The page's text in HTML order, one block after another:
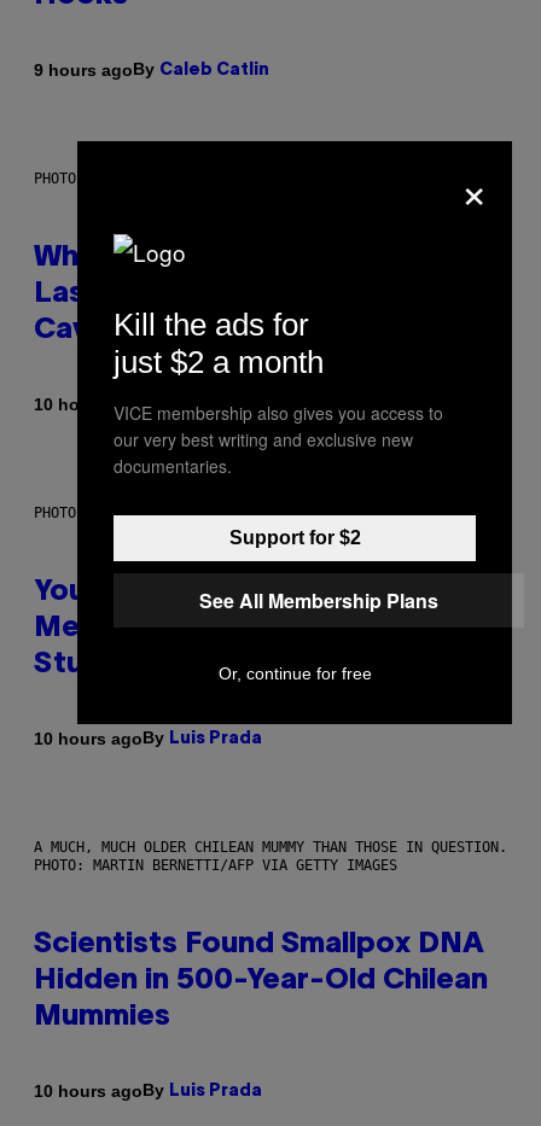
9 hours agoBy Caleb Catlin
PHOTO: NASA; DR PIXEL / GETTY IMAGES
Why NASA Wants to Send a
Laser-Powered Drone Into
Caves Beneath the Moon
10 hours agoBy Luis Prada
PHOTO: BATUHAN TOKER / GETTY IMAGES
Your Desk Height Could Be
Messing With Your Brain, New
Study Finds
10 hours agoBy Luis Prada
A MUCH, MUCH OLDER CHILEAN MUMMY THAN THOSE IN QUESTION.
PHOTO: MARTIN BERNETTI/AFP VIA GETTY IMAGES
Scientists Found Smallpox DNA
Hidden in 500-Year-Old Chilean
Mummies
10 hours agoBy Luis Prada
×
Kill the ads for
just $2 a month
VICE membership also gives you access to
our very best writing and exclusive new
documentaries.
Support for $2
See All Membership Plans
Or, continue for free